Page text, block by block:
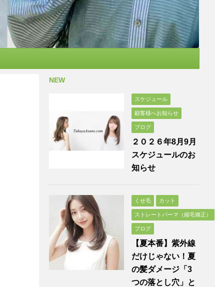
NEW
スケジュール
顧客様へお知らせ
ブログ
２０２６年8月9月
スケジュールのお
知らせ
くせ毛 カット
ストレートパーマ（縮毛矯正）
ブログ
【夏本番】紫外線
だけじゃない！夏
の髪ダメージ「3
つの落とし穴」と